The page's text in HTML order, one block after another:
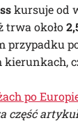
kursuje od
trwa około
przypadku
kierunkach,
po
część